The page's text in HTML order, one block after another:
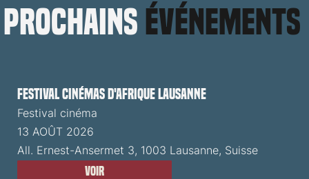
prochains événements
Festival cinémas d'Afrique Lausanne
Festival cinéma
13 AOÛT 2026
All. Ernest-Ansermet 3, 1003 Lausanne, Suisse
Voir